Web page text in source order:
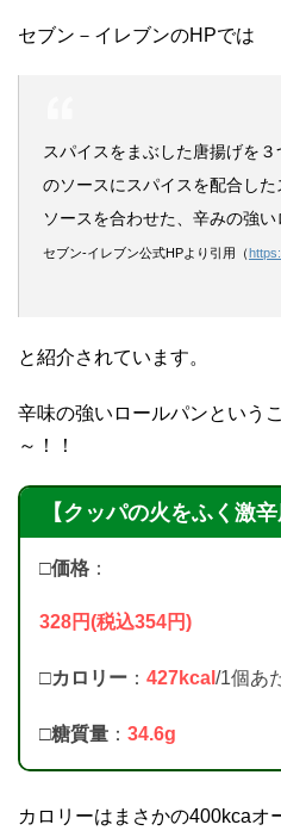
セブン－イレブンのHPでは
スパイスをまぶした唐揚げを
のソースにスパイスを配合し
ソースを合わせた、辛みの強
セブン-イレブン公式HPより引用（
と紹介されています。
辛味の強いロールパンという
～！！
【クッパの火をふく激
□価格 ：
328円(税込354円)
□カロリー ： 427kcal /1個あ
□糖質量 ： 34.6g
カロリーはまさかの400kcaオ